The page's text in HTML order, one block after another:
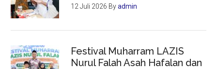
12 Juli 2026 Byadmin
Festival Muharram LAZIS
Nurul Falah Asah Hafalan dan